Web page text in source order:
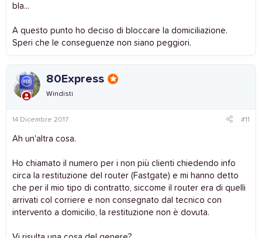
bla...
A questo punto ho deciso di bloccare la domiciliazione.
Speri che le conseguenze non siano peggiori.
80Express
Windisti
14 Dicembre 2017 #11
Ah un'altra cosa.
Ho chiamato il numero per i non più clienti chiedendo info
circa la restituzione del router (Fastgate) e mi hanno detto
che per il mio tipo di contratto, siccome il router era di quelli
arrivati col corriere e non consegnato dal tecnico con
intervento a domicilio, la restituzione non è dovuta.